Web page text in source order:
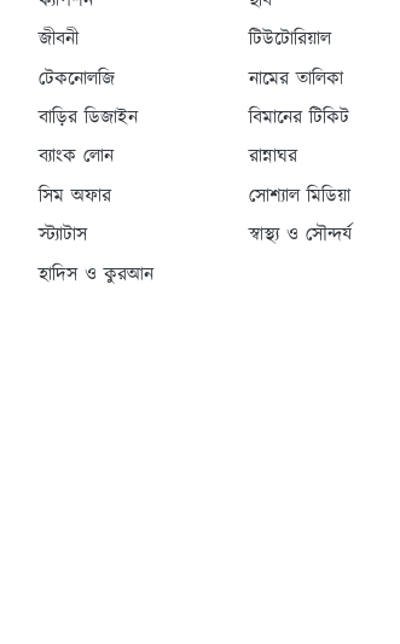
জীবনী
টিউটোরিয়াল
টেকনোলজি
নামের তালিকা
বাড়ির ডিজাইন
বিমানের টিকিট
ব্যাংক লোন
রান্নাঘর
সিম অফার
সোশ্যাল মিডিয়া
স্ট্যাটাস
স্বাস্থ্য ও সৌন্দর্য
হাদিস ও কুরআন